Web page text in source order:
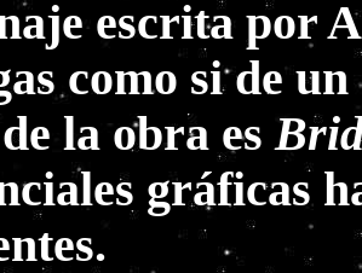
escrita por
como si de
la obra es
gráficas